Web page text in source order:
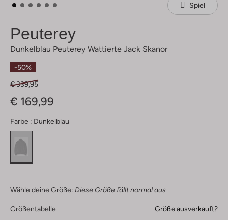
Spiel
Peuterey
Dunkelblau Peuterey Wattierte Jack Skanor
-50%
€ 339,95
€ 169,99
Farbe : Dunkelblau
Wähle deine Größe: Diese Größe fällt normal aus
Größentabelle Größe ausverkauft?